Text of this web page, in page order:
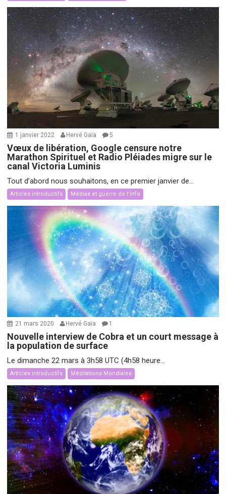
1 janvier 2022 Hervé Gaïa 5
Vœux de libération, Google censure notre
Marathon Spirituel et Radio Pléiades migre sur le
canal Victoria Luminis
Tout d’abord nous souhaitons, en ce premier janvier de...
Articles introductifs Médias et guerre de l'info
21 mars 2020 Hervé Gaïa 1
Nouvelle interview de Cobra et un court message à
la population de surface
Le dimanche 22 mars à 3h58 UTC (4h58 heure...
Articles introductifs Méditations Mondiales